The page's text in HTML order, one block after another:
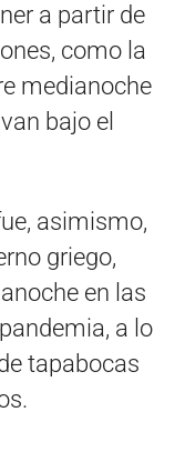
a partir de
como la
medianoche
bajo el
asimismo,
griego,
en las
a lo
tapabocas